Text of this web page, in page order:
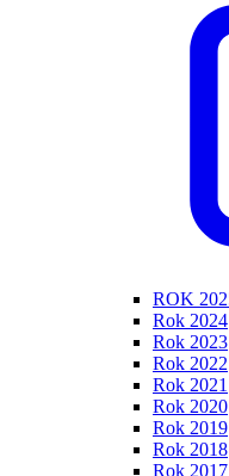
ROK
Rok 2024
Rok 2023
Rok 2022
Rok 2021
Rok 2020
Rok 2019
Rok 2018
Rok 2017